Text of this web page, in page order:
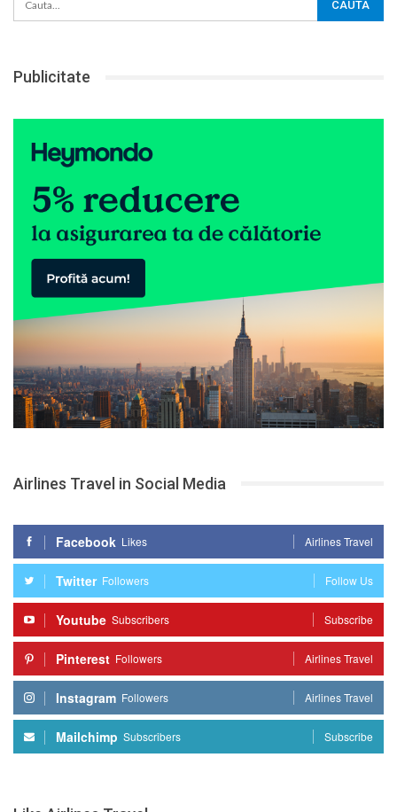
Publicitate
Airlines Travel in Social Media
Facebook Likes Airlines Travel
Twitter Followers Follow Us
Youtube Subscribers Subscribe
Pinterest Followers Airlines Travel
Instagram Followers Airlines Travel
Mailchimp Subscribers Subscribe